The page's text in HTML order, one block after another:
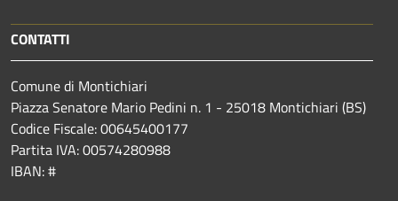
CONTATTI
Comune di Montichiari
Piazza Senatore Mario Pedini n. 1 - 25018 Montichiari (BS)
Codice Fiscale: 00645400177
Partita IVA: 00574280988
IBAN: #